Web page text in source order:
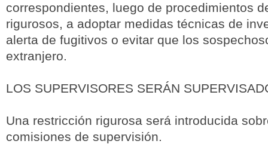
correspondientes, luego de procedimientos
rigurosos, a adoptar medidas técnicas de
alerta de fugitivos o evitar que los
extranjero.
LOS SUPERVISORES SERÁN
Una restricción rigurosa será introducida
comisiones de supervisión.